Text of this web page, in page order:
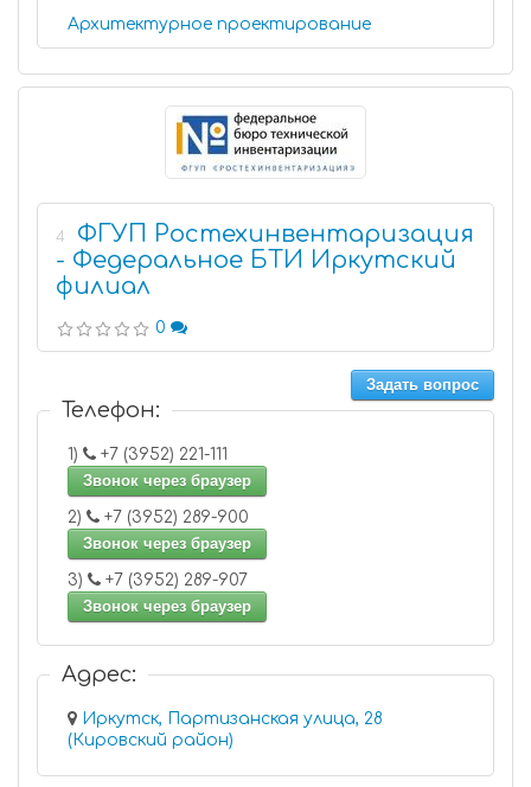
Архитектурное проектирование
4
ФГУП Ростехинвентаризация
- Федеральное БТИ Иркутский
филиал
0
Задать вопрос
Телефон:
1)
+7 (3952) 221-111
Звонок через браузер
2)
+7 (3952) 289-900
Звонок через браузер
3)
+7 (3952) 289-907
Звонок через браузер
Адрес:
Иркутск, Партизанская улица, 28
(Кировский район)